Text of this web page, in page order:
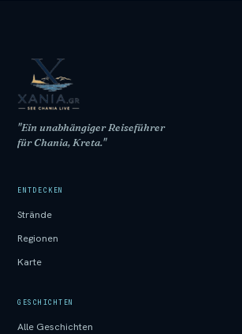
"Ein unabhängiger Reiseführer
für Chania, Kreta."
ENTDECKEN
Strände
Regionen
Karte
GESCHICHTEN
Alle Geschichten